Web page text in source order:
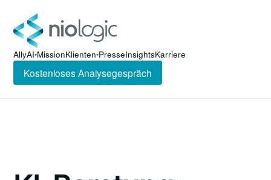
AllyAI▾MissionKlienten▾PresseInsightsKarriere
Kostenloses Analysegespräch